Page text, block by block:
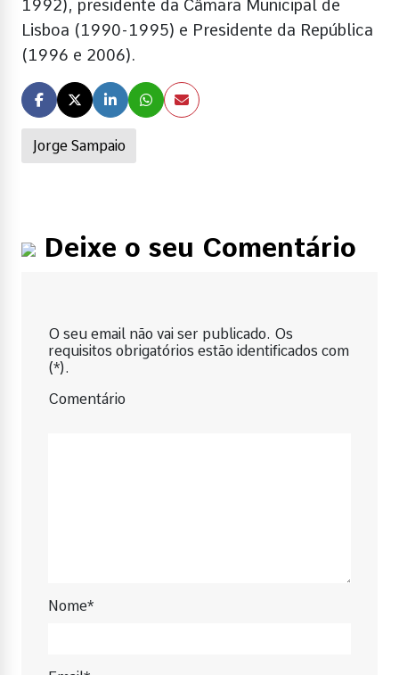
Jorge Sampaio
1992), presidente da Câmara Municipal de
Lisboa (1990-1995) e Presidente da República
(1996 e 2006).
Deixe o seu Comentário
O seu email não vai ser publicado. Os
requisitos obrigatórios estão identificados com
(*).
Comentário
Nome*